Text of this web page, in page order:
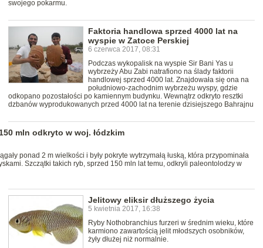
swojego pokarmu.
Faktoria handlowa sprzed 4000 lat na
wyspie w Zatoce Perskiej
6 czerwca 2017, 08:31
Podczas wykopalisk na wyspie Sir Bani Yas u
wybrzeży Abu Zabi natrafiono na ślady faktorii
handlowej sprzed 4000 lat. Znajdowała się ona na
południowo-zachodnim wybrzeżu wyspy, gdzie
odkopano pozostałości po kamiennym budynku. Wewnątrz odkryto resztki
dzbanów wyprodukowanych przed 4000 lat na terenie dzisiejszego Bahrajnu
mln odkryto w woj. łódzkim
ponad 2 m wielkości i były pokryte wytrzymałą łuską, która przypominała
Szczątki takich ryb, sprzed 150 mln lat temu, odkryli paleontolodzy w
Jelitowy eliksir dłuższego życia
5 kwietnia 2017, 16:38
Ryby Nothobranchius furzeri w średnim wieku, które
karmiono zawartością jelit młodszych osobników,
żyły dłużej niż normalnie.